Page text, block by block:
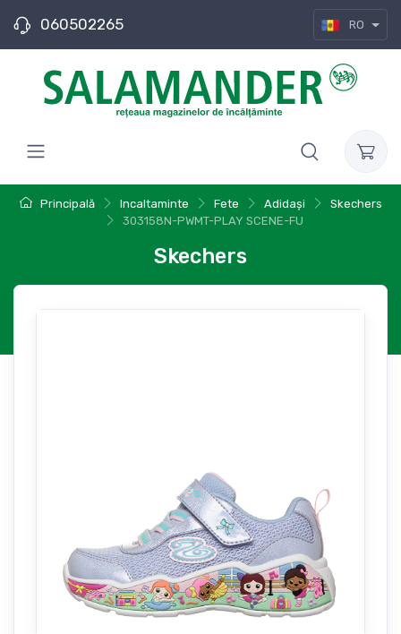
060502265 RO
Principală Incaltaminte Fete Adidași
Skechers
303158N-PWMT-PLAY SCENE-FU
Skechers